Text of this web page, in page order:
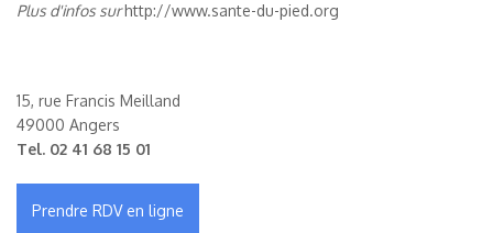
Plus d'infos surhttp://www.sante-du-pied.org
15, rue Francis Meilland
49000 Angers
Tel. 02 41 68 15 01
Prendre RDV en ligne